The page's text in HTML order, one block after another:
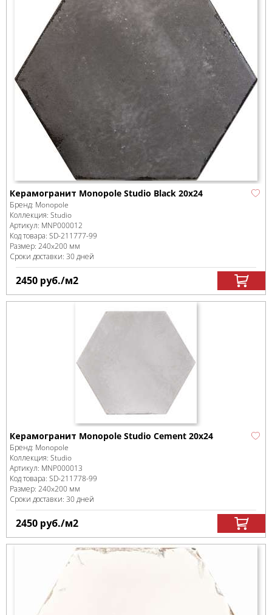
Керамогранит Monopole Studio Black 20x24
Бренд: Monopole
Коллекция: Studio
Артикул: MNP000012
Код товара: SD-211777-99
Размер: 240x200 мм
Сроки доставки: 30 дней
2450 руб./м2
Керамогранит Monopole Studio Cement 20x24
Бренд: Monopole
Коллекция: Studio
Артикул: MNP000013
Код товара: SD-211778-99
Размер: 240x200 мм
Сроки доставки: 30 дней
2450 руб./м2